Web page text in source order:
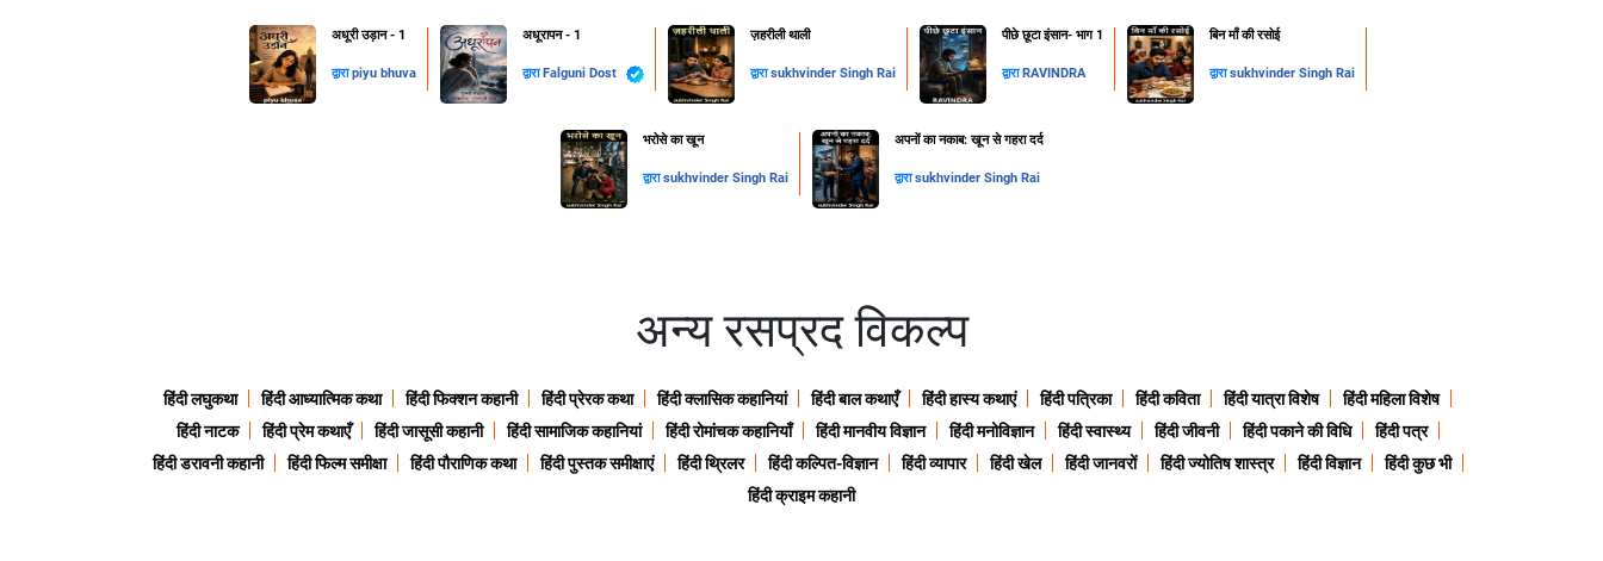
अधूरी उड़ान - 1
द्वाराpiyu bhuva
अधूरापन - 1
द्वारा Falguni Dost
ज़हरीली थाली
द्वाराsukhvinder Singh Rai
पीछे छूटा इंसान- भाग 1
द्वारा RAVINDRA
​बिन माँ की रसोई
द्वाराsukhvinder Singh Rai
​भरोसे का खून
द्वाराsukhvinder Singh Rai
अपनों का नकाब: खून से गहरा दर्द
द्वाराsukhvinder Singh Rai
अन्य रसप्रद विकल्प
हिंदी लघुकथा हिंदी आध्यात्मिक कथा हिंदी फिक्शन कहानी हिंदी प्रेरक कथा हिंदी क्लासिक कहानियां हिंदी बाल कथाएँ हिंदी हास्य कथाएं हिंदी पत्रिका हिंदी कविता हिंदी यात्रा विशेष
हिंदी महिला विशेष
हिंदी नाटक
हिंदी प्रेम कथाएँ हिंदी जासूसी कहानी हिंदी सामाजिक कहानियां हिंदी रोमांचक कहानियाँ हिंदी मानवीय विज्ञान हिंदी मनोविज्ञान हिंदी स्वास्थ्य हिंदी जीवनी हिंदी पकाने की विधि
हिंदी पत्र
हिंदी डरावनी कहानी
हिंदी फिल्म समीक्षा हिंदी पौराणिक कथा हिंदी पुस्तक समीक्षाएं हिंदी थ्रिलर हिंदी कल्पित-विज्ञान हिंदी व्यापार हिंदी खेल हिंदी जानवरों हिंदी ज्योतिष शास्त्र हिंदी विज्ञान
हिंदी कुछ भी
हिंदी क्राइम कहानी